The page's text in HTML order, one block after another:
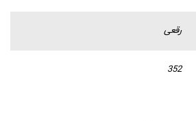
رقعی
352